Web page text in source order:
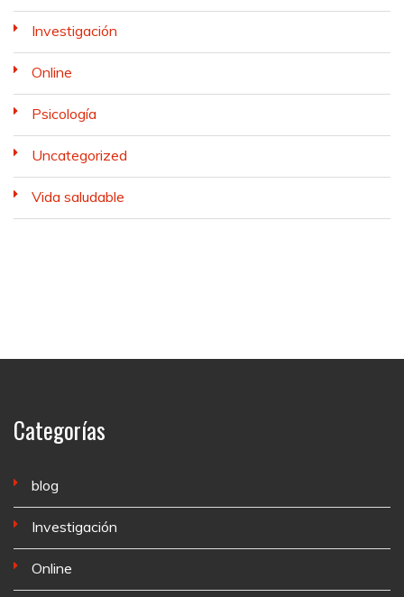
Investigación
Online
Psicología
Uncategorized
Vida saludable
Categorías
blog
Investigación
Online